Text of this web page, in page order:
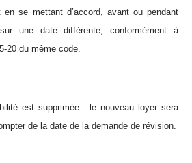
en se mettant d’accord, avant ou pendant
sur une date différente, conformément à
20 du même code.
est supprimée : le nouveau loyer sera
de la date de la demande de révision.